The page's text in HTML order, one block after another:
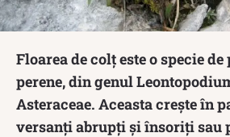
Floarea de colţ este o specie de
perene, din genul
Asteraceae. Aceasta crește în
versanți abrupți și însoriți sau